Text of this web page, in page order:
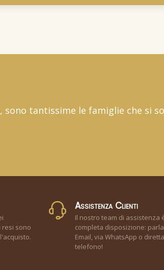
tantissime le famiglie che si
sono
Assistenza Clienti
Il nostro team di assistenza
completa disposizione:
Email, via WhatsApp o
telefono!